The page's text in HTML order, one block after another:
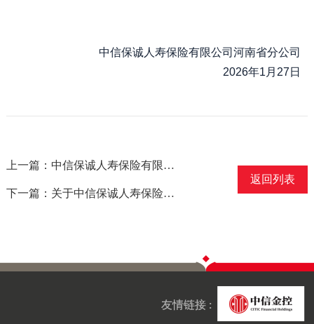
中信保诚人寿保险有限公司河南省分公司
2026年1月27日
上一篇：中信保诚人寿保险有限公司惠州中心支公司换发《保险许可证》公告
下一篇：关于中信保诚人寿保险有限公司换发保险许可证公告
返回列表
友情链接 :